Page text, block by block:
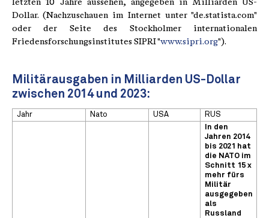
letzten 10 Jahre aussehen, angegeben in Milliarden US-
Dollar. (Nachzuschauen im Internet unter "de.statista.com"
oder der Seite des Stockholmer internationalen
Friedensforschungsinstitutes SIPRI "www.sipri.org").
Militärausgaben in Milliarden US-Dollar
zwischen 2014 und 2023:
Jahr Nato USA
RUS
In den
Jahren 2014
bis 2021 hat
die NATO im
Schnitt 15 x
mehr fürs
Militär
ausgegeben
als
Russland